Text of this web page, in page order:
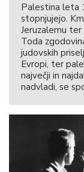
Palestina leta
stopnjujejo.
Jeruzalemu
Toda
judovskih
Evropi, ter
največji in
nadvladi, se